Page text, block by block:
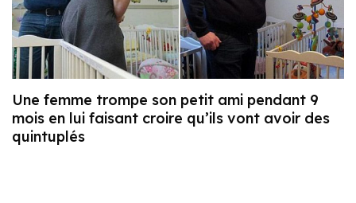
Une femme trompe son petit ami pendant 9
mois en lui faisant croire qu’ils vont avoir des
quintuplés